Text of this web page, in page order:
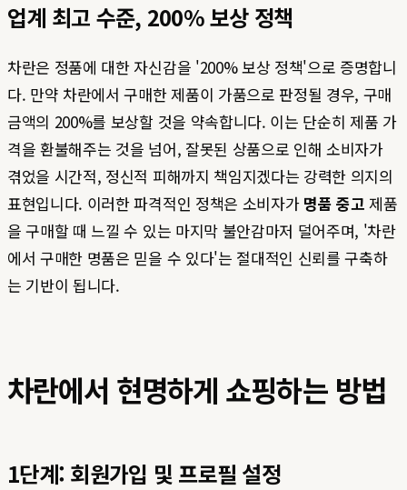
업계 최고 수준, 200% 보상 정책
차란은 정품에 대한 자신감을 '200% 보상 정책'으로 증명합니
다. 만약 차란에서 구매한 제품이 가품으로 판정될 경우, 구매
금액의 200%를 보상할 것을 약속합니다. 이는 단순히 제품 가
격을 환불해주는 것을 넘어, 잘못된 상품으로 인해 소비자가
겪었을 시간적, 정신적 피해까지 책임지겠다는 강력한 의지의
표현입니다. 이러한 파격적인 정책은 소비자가 명품 중고 제품
을 구매할 때 느낄 수 있는 마지막 불안감마저 덜어주며, '차란
에서 구매한 명품은 믿을 수 있다'는 절대적인 신뢰를 구축하
는 기반이 됩니다.
차란에서 현명하게 쇼핑하는 방법
1단계: 회원가입 및 프로필 설정